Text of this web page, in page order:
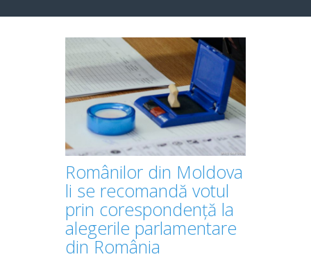
Românilor din Moldova
li se recomandă votul
prin corespondență la
alegerile parlamentare
din România